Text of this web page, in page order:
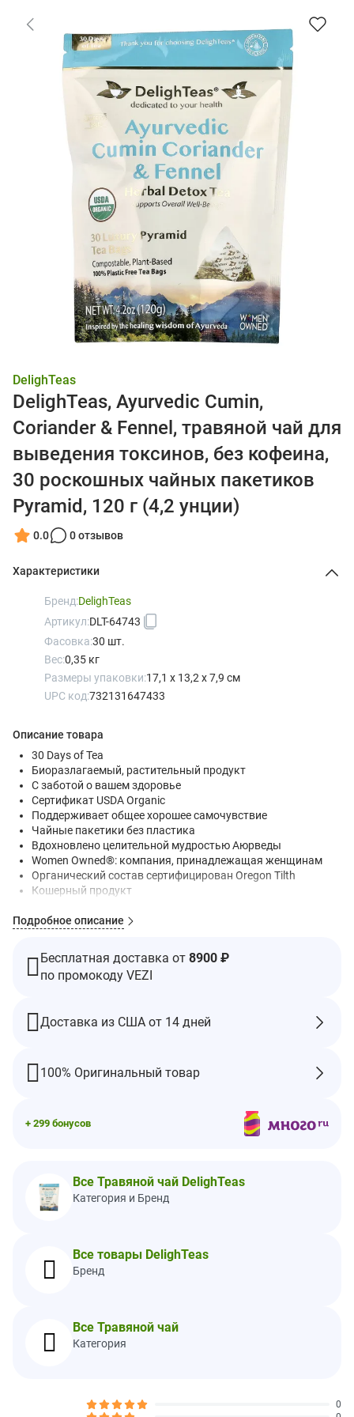
DelighTeas
DelighTeas, Ayurvedic Cumin,
Coriander & Fennel, травяной чай для
выведения токсинов, без кофеина,
30 роскошных чайных пакетиков
Pyramid, 120 г (4,2 унции)
0.0 0 отзывов
Характеристики
Бренд:DelighTeas
Артикул:DLT-64743
Фасовка:30 шт.
Вес:0,35 кг
Размеры упаковки:17,1 x 13,2 x 7,9 см
UPC код:732131647433
Описание товара
30 Days of Tea
Биоразлагаемый, растительный продукт
С заботой о вашем здоровье
Сертификат USDA Organic
Поддерживает общее хорошее самочувствие
Чайные пакетики без пластика
Вдохновлено целительной мудростью Аюрведы
Women Owned®: компания, принадлежащая женщинам
Органический состав сертифицирован Oregon Tilth
Кошерный продукт
Без сахара, консервантов и ГМО
Мы никогда не закупаем ингредиенты в Китае
Лабораторные испытания на отсутствие в ингредиентах
свинца, тяжелых металлов и пестицидов
пищеварению, обеспечивает естественное очищение и
Наше обещание использовать чистые ингредиенты
В Аюрведе, индийской науке с 5000-летней историей, чаи
Согласно утверждениям аюрведы, здоровое пищеварение —
это залог хорошего самочувствия и хорошего самочувствия. Я
основала DelighTeas®, чтобы дарить радость и позитивный
-Idit Or, Owner
Рекомендации по применению
Вскипятите 240–240 мл (8–12 унций) воды.
Настаивайте 5 мин.
результатов пейте ежедневно.
Подробное описание
Бесплатная доставка от 8900 ₽
по промокоду VEZI
Доставка из США от 14 дней
100% Оригинальный товар
+ 299 бонусов
Все Травяной чай DelighTeas
Категория и Бренд
Все товары DelighTeas
Бренд
Все Травяной чай
Категория
0